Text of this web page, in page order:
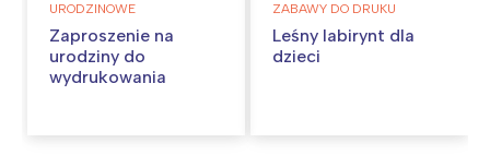
URODZINOWE
Zaproszenie na
urodziny do
wydrukowania
ZABAWY DO DRUKU
Leśny labirynt dla
dzieci